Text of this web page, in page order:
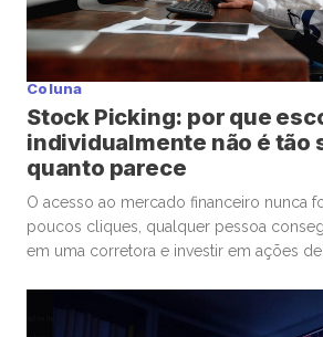
Coluna
Stock Picking: por que
individualmente não é tão
quanto parece
O acesso ao mercado financeiro nunca
poucos cliques, qualquer pessoa
em uma corretora e investir em ações
democratizou os investimentos e trouxe
participantes para a bolsa. Mas, junto